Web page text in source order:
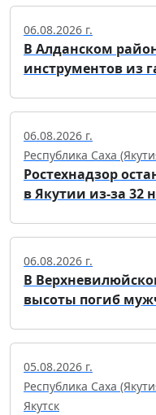
06.08.2026 г.
В Алданском
инструментов из
06.08.2026 г.
Республика Саха
Ростехнадзор
в Якутии из-за 32
06.08.2026 г.
В
высоты погиб
05.08.2026 г.
Республика Саха
Якутск